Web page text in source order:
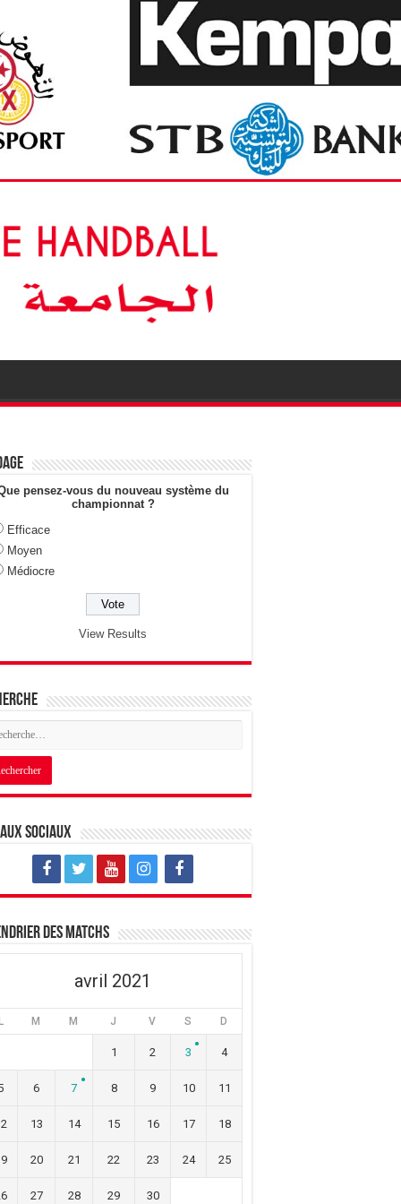
pensez-vous du nouveau système du
championnat ?
Efficace
Moyen
Médiocre
View Results
sociaux
des matchs
avril 2021
M M J V S D
1 2 3 4
6 7 8 9 10 11
13 14 15 16 17 18
20 21 22 23 24 25
27 28 29 30